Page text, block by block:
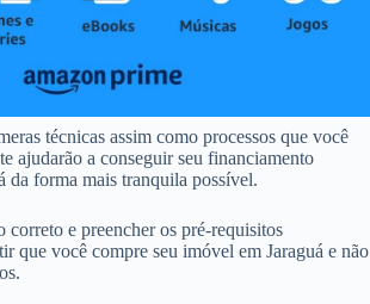
técnicas assim como processos que você
ajudarão a conseguir seu financiamento
da forma mais tranquila possível.
correto e preencher os pré-requisitos
que você compre seu imóvel em Jaraguá e não